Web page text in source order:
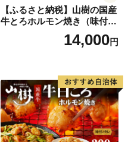
【ふるさと納税】山樹の国産
牛とろホルモン焼き（味付/
タレ） 600g ホルモン 肉
牛肉 山樹 国産牛 とろホルモ
タレ にんにく バーベキュー
BBQ 炒め物 ホルモン丼 野菜
炒め 焼きうどん 下処理済み
愛知県 小牧市 冷凍 送料無料
14,000円